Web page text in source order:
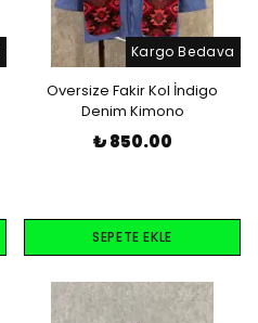
Kargo Bedava
Oversize Fakir Kol İndigo
Denim Kimono
₺ 850.00
SEPETE EKLE